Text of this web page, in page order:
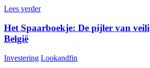
Lees verder
Het Spaarboekje: De pijler van
België
Investering Lookandfin